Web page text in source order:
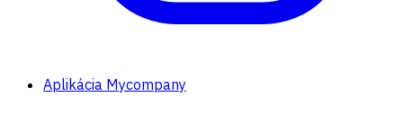
Aplikácia Mycompany